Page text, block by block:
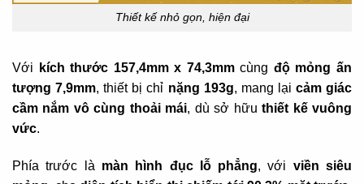
Thiết kế nhỏ gọn, hiện đại
Với kích thước 157,4mm x 74,3mmcùng độ mỏng ấn
tượng 7,9mm, thiết bị chỉ nặng 193g, mang lại cảm giác
cầm nắm vô cùng thoải mái, dù sở hữuthiết kế vuông
vức.
Phía trước là màn hình đục lỗ phẳng, với viền siêu